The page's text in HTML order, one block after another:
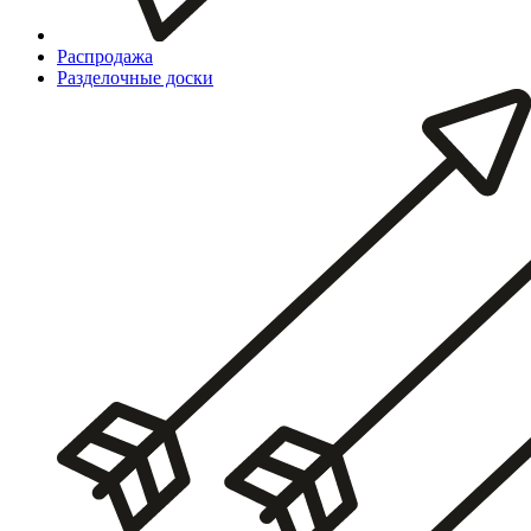
Распродажа
Разделочные доски